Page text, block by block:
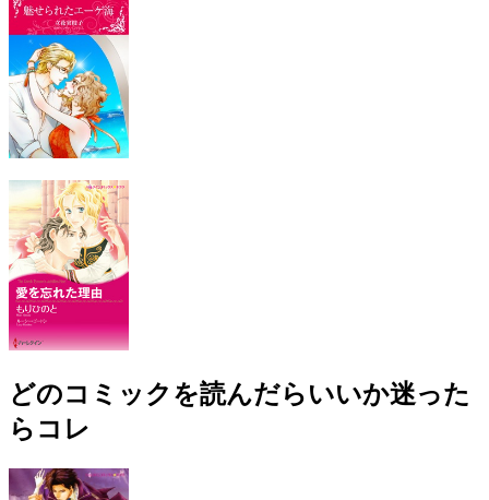
どのコミックを読んだらいいか迷った
らコレ